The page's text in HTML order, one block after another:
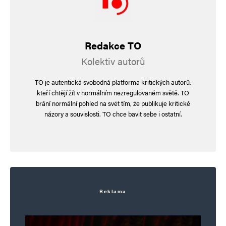
národní státy a vytvoří žalář národů 2.0.
Žalářem národů byla EU již před naším
vstupem. Jak jste hlsoval?
Jedna tady je nevhodným prepočtem směny
Redakce TO
Kolektiv autorů
TO je autentická svobodná platforma kritických autorů,
kteří chtějí žít v normálním nezregulovaném světě. TO
brání normální pohled na svět tím, že publikuje kritické
názory a souvislosti. TO chce bavit sebe i ostatní.
Reklama